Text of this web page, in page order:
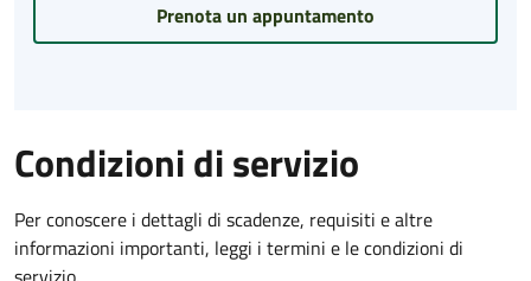
Prenota un appuntamento
Condizioni di servizio
Per conoscere i dettagli di scadenze, requisiti e altre
informazioni importanti, leggi i termini e le condizioni di